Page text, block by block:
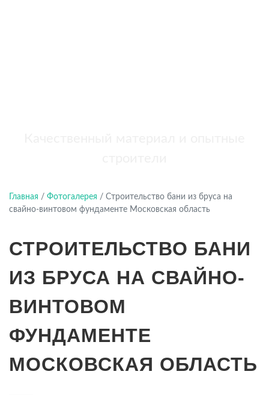
Главная / Фотогалерея / Строительство бани из бруса на
свайно-винтовом фундаменте Московская область
СТРОИТЕЛЬСТВО БАНИ
ИЗ БРУСА НА СВАЙНО-
ВИНТОВОМ
ФУНДАМЕНТЕ
МОСКОВСКАЯ ОБЛАСТЬ